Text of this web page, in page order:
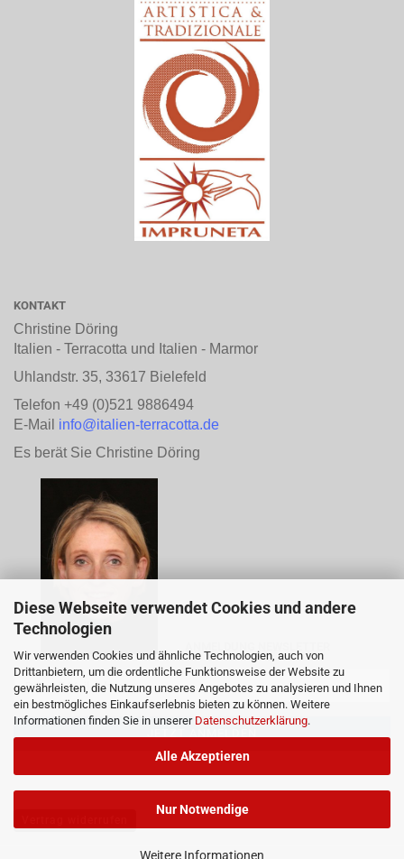
Diese Webseite verwendet Cookies und andere
Technologien
Wir verwenden Cookies und ähnliche Technologien, auch von
Drittanbietern, um die ordentliche Funktionsweise der Website zu
gewährleisten, die Nutzung unseres Angebotes zu analysieren und Ihnen
ein bestmögliches Einkaufserlebnis bieten zu können. Weitere
Informationen finden Sie in unserer Datenschutzerklärung.
Alle Akzeptieren
Nur Notwendige
Weitere Informationen
KONTAKT
Christine Döring
Italien - Terracotta und Italien - Marmor
Uhlandstr. 35, 33617 Bielefeld
Telefon +49 (0)521 9886494
E-Mail info@italien-terracotta.de
Es berät Sie Christine Döring